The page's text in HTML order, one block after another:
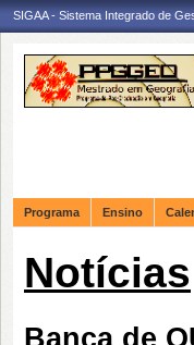
SIGAA - Sistema Integrado de
Programa Ensino
Notícias
Banca de